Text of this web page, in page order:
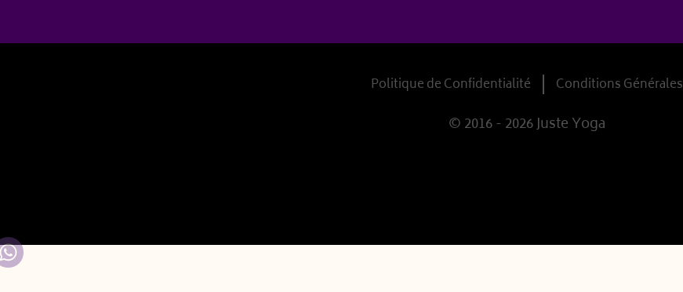
Politique de Confidentialité Conditions Générales
© 2016 - 2026 Juste Yoga